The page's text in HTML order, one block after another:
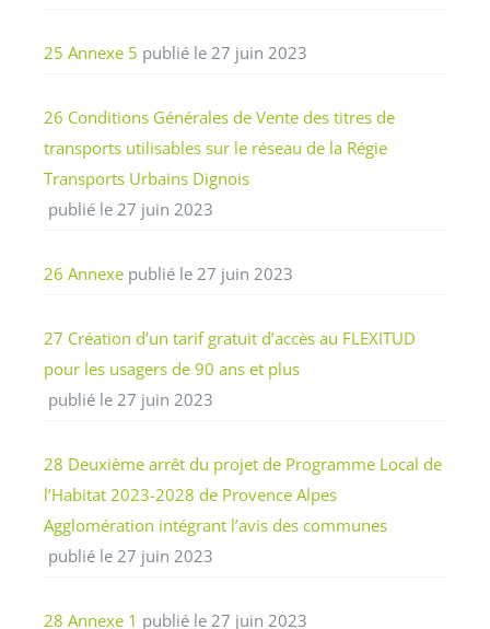
25 Annexe 5 publié le 27 juin 2023
26 Conditions Générales de Vente des titres de
transports utilisables sur le réseau de la Régie
Transports Urbains Dignois
publié le 27 juin 2023
26 Annexe publié le 27 juin 2023
27 Création d’un tarif gratuit d’accès au FLEXITUD
pour les usagers de 90 ans et plus
publié le 27 juin 2023
28 Deuxième arrêt du projet de Programme Local de
l’Habitat 2023-2028 de Provence Alpes
Agglomération intégrant l’avis des communes
publié le 27 juin 2023
28 Annexe 1 publié le 27 juin 2023